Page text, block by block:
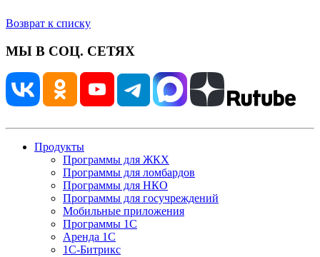
Возврат к списку
МЫ В СОЦ. СЕТЯХ
Продукты
Программы для ЖКХ
Программы для ломбардов
Программы для НКО
Программы для госучреждений
Мобильные приложения
Программы 1С
Аренда 1С
1С-Битрикс